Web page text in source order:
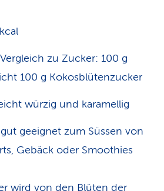
zu Zucker: 100 g
100 g Kokosblütenzucker
würzig und karamellig
geeignet zum Süssen von
Gebäck oder Smoothies
wird von den Blüten der